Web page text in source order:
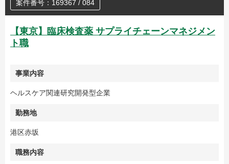
案件番号：169367 / 084
【東京】臨床検査薬 サプライチェーンマネジメン
ト職
事業内容
ヘルスケア関連研究開発型企業
勤務地
港区赤坂
職務内容